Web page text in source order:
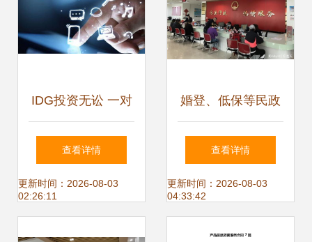
IDG投资无讼 一对
一专家咨询，能否
成为互联网法律服
查看详情
更新时间：2026-08-03
02:26:11
婚登、低保等民政
服务实现跨区通
办，详情请来电咨
查看详情
更新时间：2026-08-03
04:33:42